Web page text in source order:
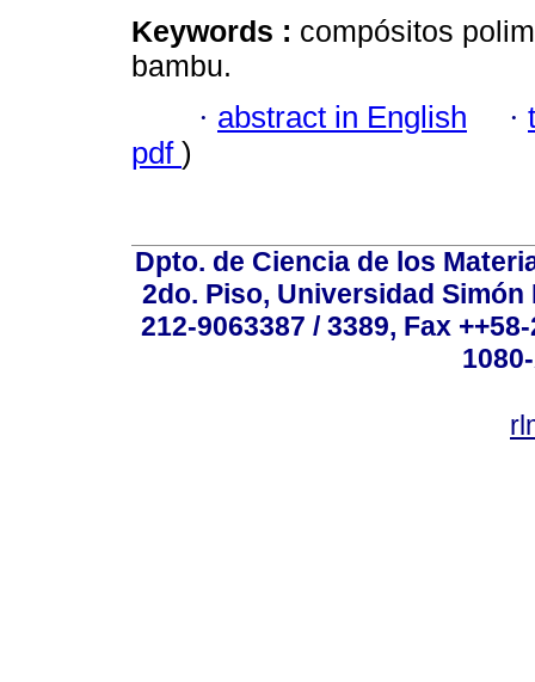
Keywords : compósitos
bambu.
· abstract in English ·
pdf )
Dpto. de Ciencia de los
2do. Piso, Universidad
212-9063387 / 3389, Fax